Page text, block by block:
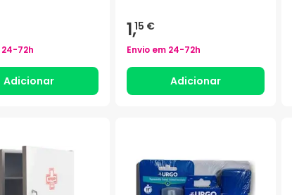
24-72h
Adicionar
1,15 €
Envio em 24-72h
Adicionar